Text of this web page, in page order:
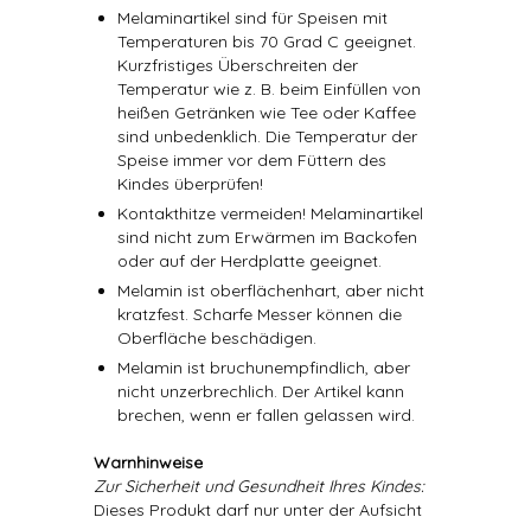
Melaminartikel sind für Speisen mit
Temperaturen bis 70 Grad C geeignet.
Kurzfristiges Überschreiten der
Temperatur wie z. B. beim Einfüllen von
heißen Getränken wie Tee oder Kaffee
sind unbedenklich. Die Temperatur der
Speise immer vor dem Füttern des
Kindes überprüfen!
Kontakthitze vermeiden! Melaminartikel
sind nicht zum Erwärmen im Backofen
oder auf der Herdplatte geeignet.
Melamin ist oberflächenhart, aber nicht
kratzfest. Scharfe Messer können die
Oberfläche beschädigen.
Melamin ist bruchunempfindlich, aber
nicht unzerbrechlich. Der Artikel kann
brechen, wenn er fallen gelassen wird.
Warnhinweise
Zur Sicherheit und Gesundheit Ihres Kindes:
Dieses Produkt darf nur unter der Aufsicht